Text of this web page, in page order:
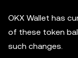
OKX Wallet has
of these token
such changes.